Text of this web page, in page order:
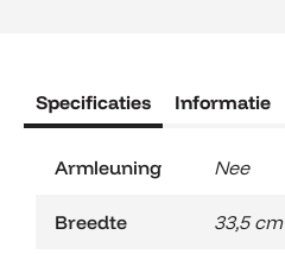
Specificaties Informatie
Armleuning Nee
Breedte 33,5 cm